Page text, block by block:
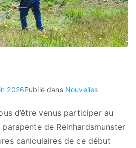
2026Publié dans Nouvelles
d’être venus participer au
de Reinhardsmunster
caniculaires de ce début